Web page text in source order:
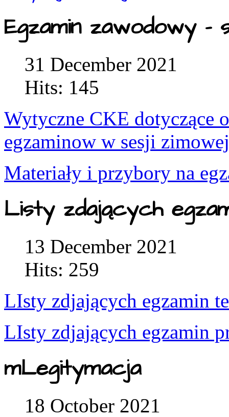
Egzamin zawodowy
31 December 2021
Hits: 145
Wytyczne CKE dotyczące
egzaminow w sesji
Materiały i przybory na
Listy zdających
13 December 2021
Hits: 259
LIsty zdjających egzamin
LIsty zdjających egzamin
mLegitymacja
18 October 2021